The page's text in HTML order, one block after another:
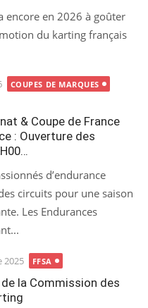
encore en 2026 à goûter
du karting français
COUPES DE MARQUES
& Coupe de France
: Ouverture des
d’endurance
circuits pour une saison
Les Endurances
2025 FFSA
la Commission des